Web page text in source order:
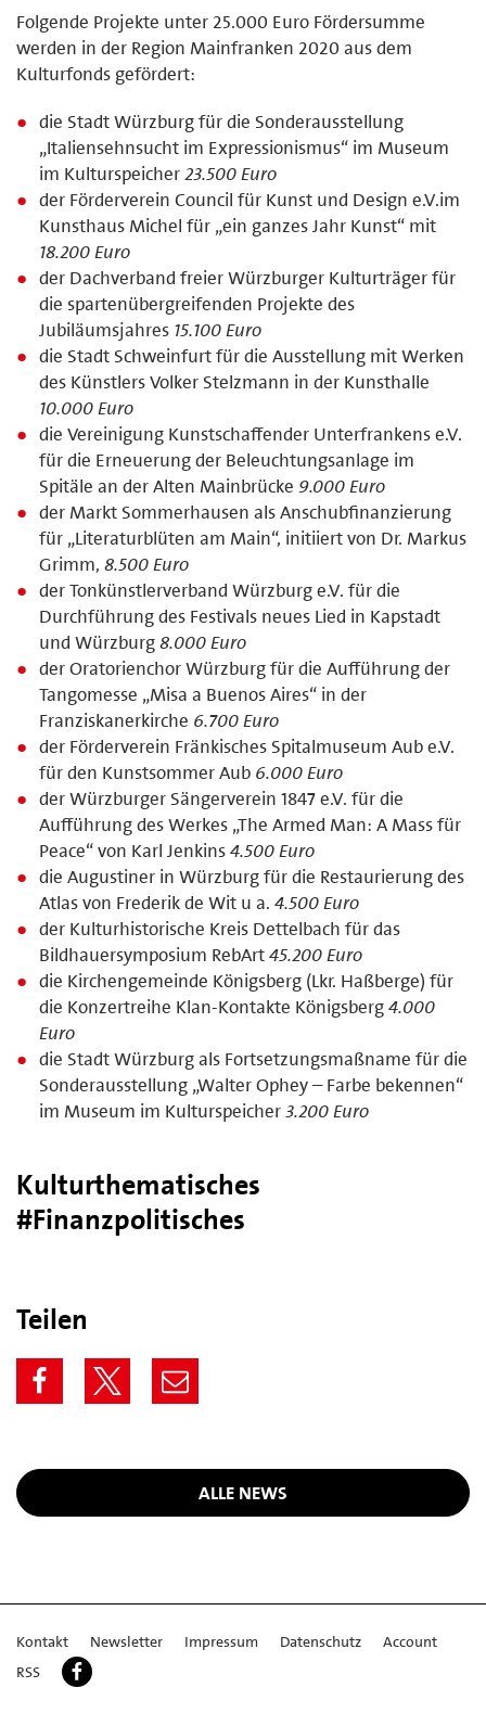
Folgende Projekte unter 25.000 Euro Fördersumme
werden in der Region Mainfranken 2020 aus dem
Kulturfonds gefördert:
die Stadt Würzburg für die Sonderausstellung
„Italiensehnsucht im Expressionismus“ im Museum
im Kulturspeicher23.500 Euro
der Förderverein Council für Kunst und Design e.V.im
Kunsthaus Michel für „ein ganzes Jahr Kunst“ mit
18.200 Euro
der Dachverband freier Würzburger Kulturträger für
die spartenübergreifenden Projekte des
Jubiläumsjahres 15.100 Euro
die Stadt Schweinfurt für die Ausstellung mit Werken
des Künstlers Volker Stelzmann in der Kunsthalle
10.000 Euro
die Vereinigung Kunstschaffender Unterfrankens e.V.
für die Erneuerung der Beleuchtungsanlage im
Spitäle an der Alten Mainbrücke 9.000 Euro
der Markt Sommerhausen als Anschubfinanzierung
für „Literaturblüten am Main“, initiiert von Dr. Markus
Grimm,8.500 Euro
der Tonkünstlerverband Würzburg e.V. für die
Durchführung des Festivals neues Lied in Kapstadt
und Würzburg8.000 Euro
der Oratorienchor Würzburg für die Aufführung der
Tangomesse „Misa a Buenos Aires“ in der
Franziskanerkirche 6.700 Euro
der Förderverein Fränkisches Spitalmuseum Aub e.V.
für den Kunstsommer Aub 6.000 Euro
der Würzburger Sängerverein 1847 e.V. für die
Aufführung des Werkes „The Armed Man: A Mass für
Peace“ von Karl Jenkins4.500 Euro
die Augustiner in Würzburg für die Restaurierung des
Atlas von Frederik de Wit u a.4.500 Euro
der Kulturhistorische Kreis Dettelbach für das
Bildhauersymposium RebArt45.200 Euro
die Kirchengemeinde Königsberg (Lkr. Haßberge) für
die Konzertreihe Klan-Kontakte Königsberg4.000
Euro
die Stadt Würzburg als Fortsetzungsmaßname für die
Sonderausstellung „Walter Ophey – Farbe bekennen“
im Museum im Kulturspeicher3.200 Euro
Kulturthematisches
#Finanzpolitisches
Teilen
ALLE NEWS
Kontakt Newsletter Impressum Datenschutz
Account
RSS